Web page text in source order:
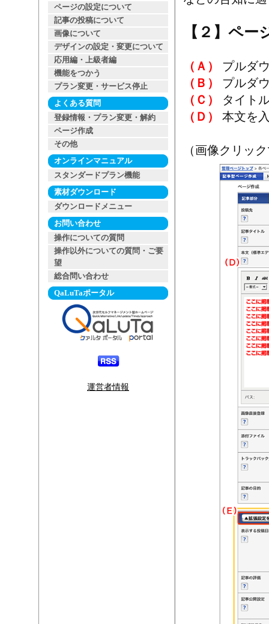
ページの設定について
記事の投稿について
画像について
デザインの設定・変更について
応用編・上級者編
機能をつかう
プラン変更・サービス停止
よくある質問
登録情報・プラン変更・解約
ページ作成
その他
オンラインマニュアル
スタンダードプラン機能
素材ダウンロード
ダウンロードメニュー
お問い合わせ
操作についての質問
操作以外についての質問・ご要
望
総合問い合わせ
QaLuTaポータル
運営者情報
【２】ペー
（Ａ）
プルダ
（Ｂ）
プルダ
（Ｃ）
タイト
（Ｄ）
本文を
（画像クリッ